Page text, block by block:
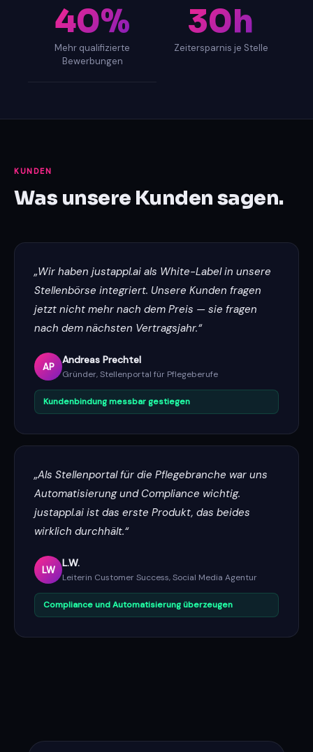
40%
Mehr qualifizierte
Bewerbungen
30h
Zeitersparnis je Stelle
KUNDEN
Was unsere Kunden sagen.
„Wir haben justappl.ai als White-Label in unsere
Stellenbörse integriert. Unsere Kunden fragen
jetzt nicht mehr nach dem Preis — sie fragen
nach dem nächsten Vertragsjahr.“
AP
Andreas Prechtel
Gründer, Stellenportal für Pflegeberufe
Kundenbindung messbar gestiegen
„Als Stellenportal für die Pflegebranche war uns
Automatisierung und Compliance wichtig.
justappl.ai ist das erste Produkt, das beides
wirklich durchhält.“
LW
L.W.
Leiterin Customer Success, Social Media Agentur
Compliance und Automatisierung überzeugen